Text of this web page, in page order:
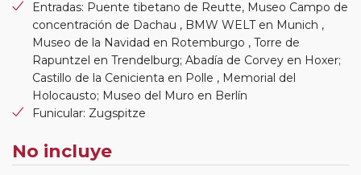
Entradas: Puente tibetano de Reutte, Museo Campo de
concentración de Dachau , BMW WELT en Munich ,
Museo de la Navidad en Rotemburgo , Torre de
Rapuntzel en Trendelburg; Abadía de Corvey en Hoxer;
Castillo de la Cenicienta en Polle , Memorial del
Holocausto; Museo del Muro en Berlín
Funicular: Zugspitze
No incluye